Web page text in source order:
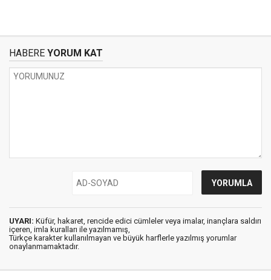
HABERE YORUM KAT
UYARI: Küfür, hakaret, rencide edici cümleler veya imalar, inançlara saldırı
içeren, imla kuralları ile yazılmamış,
Türkçe karakter kullanılmayan ve büyük harflerle yazılmış yorumlar
onaylanmamaktadır.